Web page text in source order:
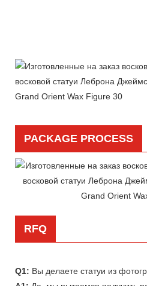
PACKAGE PROCESS
RFQ
Q1: Вы делаете статуи из